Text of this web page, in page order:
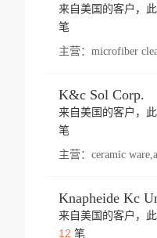
来自美国的客户，
笔
主营： microfiber
K&c Sol Corp.
来自美国的客户，
笔
主营： ceramic
来自美国的客户，
12 笔